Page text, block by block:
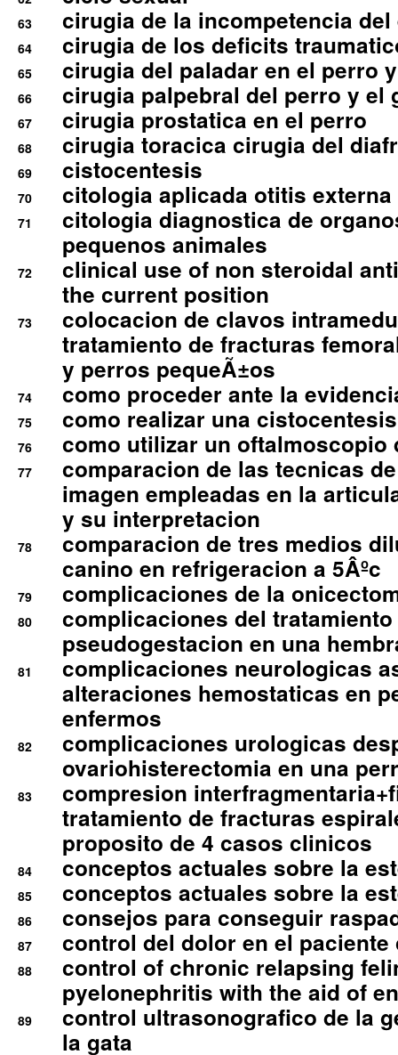
63 cirugia de la incompetencia
64 cirugia de los deficits
65 cirugia del paladar en el perro
66 cirugia palpebral del perro y el
67 cirugia prostatica en el perro
68 cirugia toracica cirugia del
69 cistocentesis
70 citologia aplicada otitis externa
71
citologia diagnostica de
pequenos animales
72
clinical use of non steroidal
the current position
73
colocacion de clavos
tratamiento de fracturas
y perros pequeÃ±os
74 como proceder ante la
75 como realizar una
76 como utilizar un oftalmoscopio
77
comparacion de las tecnicas
imagen empleadas en la
y su interpretacion
78
comparacion de tres medios
canino en refrigeracion a 5Âºc
79 complicaciones de la
80
complicaciones del
pseudogestacion en una
81
complicaciones neurologicas
alteraciones hemostaticas en
enfermos
82
complicaciones urologicas
ovariohisterectomia en una
83
compresion
tratamiento de fracturas
proposito de 4 casos clinicos
84 conceptos actuales sobre la
85 conceptos actuales sobre la
86 consejos para conseguir
87 control del dolor en el
88
control of chronic relapsing
pyelonephritis with the aid of
89
control ultrasonografico de la
la gata